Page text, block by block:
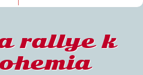
rallye k